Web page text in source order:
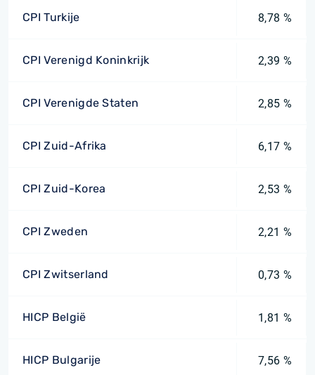
CPI Turkije 8,78 %
CPI Verenigd Koninkrijk 2,39 %
CPI Verenigde Staten 2,85 %
CPI Zuid-Afrika 6,17 %
CPI Zuid-Korea 2,53 %
CPI Zweden 2,21 %
CPI Zwitserland 0,73 %
HICP België 1,81 %
HICP Bulgarije 7,56 %